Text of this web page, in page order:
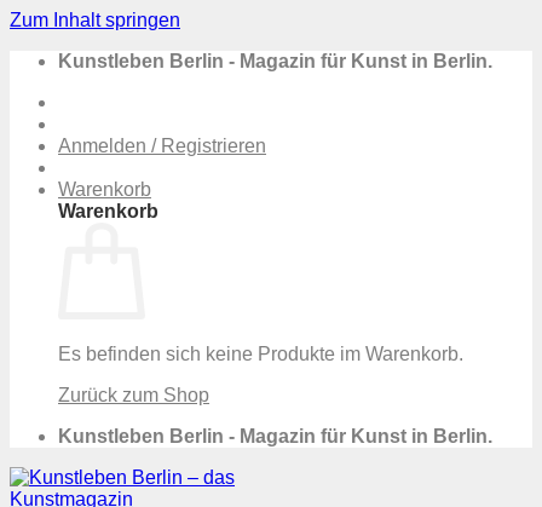
Zum Inhalt springen
Kunstleben Berlin - Magazin für Kunst in Berlin.
Anmelden / Registrieren
Warenkorb
Warenkorb
Es befinden sich keine Produkte im Warenkorb.
Zurück zum Shop
Kunstleben Berlin - Magazin für Kunst in Berlin.